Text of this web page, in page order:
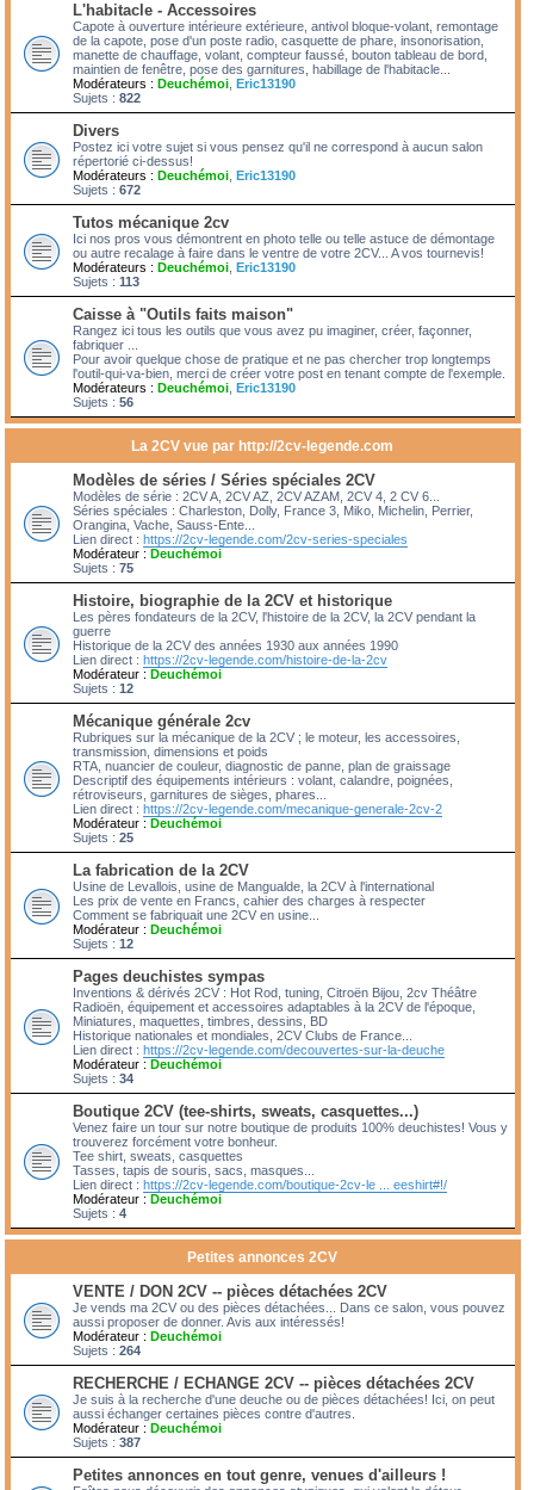
L'habitacle - Accessoires
Capote à ouverture intérieure extérieure, antivol bloque-volant, remontage
de la capote, pose d'un poste radio, casquette de phare, insonorisation,
manette de chauffage, volant, compteur faussé, bouton tableau de bord,
maintien de fenêtre, pose des garnitures, habillage de l'habitacle...
Modérateurs : Deuchémoi Eric13190
Sujets : 822
Divers
Postez ici votre sujet si vous pensez qu'il ne correspond à aucun salon
répertorié ci-dessus!
Modérateurs : Deuchémoi Eric13190
Sujets : 672
Tutos mécanique 2cv
Ici nos pros vous démontrent en photo telle ou telle astuce de démontage
ou autre recalage à faire dans le ventre de votre 2CV... A vos tournevis!
Modérateurs : Deuchémoi Eric13190
Sujets : 113
Caisse à "Outils faits maison"
Rangez ici tous les outils que vous avez pu imaginer, créer, façonner,
fabriquer ...
Pour avoir quelque chose de pratique et ne pas chercher trop longtemps
l'outil-qui-va-bien, merci de créer votre post en tenant compte de l'exemple.
Modérateurs : Deuchémoi Eric13190
Sujets : 56
La 2CV vue par http://2cv-legende.com
Modèles de séries / Séries spéciales 2CV
Modèles de série : 2CV A, 2CV AZ, 2CV AZAM, 2CV 4, 2 CV 6...
Séries spéciales : Charleston, Dolly, France 3, Miko, Michelin, Perrier,
Orangina, Vache, Sauss-Ente...
Lien direct : https://2cv-legende.com/2cv-series-speciales
Modérateur : Deuchémoi
Sujets : 75
Histoire, biographie de la 2CV et historique
Les pères fondateurs de la 2CV, l'histoire de la 2CV, la 2CV pendant la
guerre
Historique de la 2CV des années 1930 aux années 1990
Lien direct : https://2cv-legende.com/histoire-de-la-2cv
Modérateur : Deuchémoi
Sujets : 12
Mécanique générale 2cv
Rubriques sur la mécanique de la 2CV ; le moteur, les accessoires,
transmission, dimensions et poids
RTA, nuancier de couleur, diagnostic de panne, plan de graissage
Descriptif des équipements intérieurs : volant, calandre, poignées,
rétroviseurs, garnitures de sièges, phares...
Lien direct : https://2cv-legende.com/mecanique-generale-2cv-2
Modérateur : Deuchémoi
Sujets : 25
La fabrication de la 2CV
Usine de Levallois, usine de Mangualde, la 2CV à l'international
Les prix de vente en Francs, cahier des charges à respecter
Comment se fabriquait une 2CV en usine...
Modérateur : Deuchémoi
Sujets : 12
Pages deuchistes sympas
Inventions & dérivés 2CV : Hot Rod, tuning, Citroën Bijou, 2cv Théâtre
Radioën, équipement et accessoires adaptables à la 2CV de l'époque,
Miniatures, maquettes, timbres, dessins, BD
Historique nationales et mondiales, 2CV Clubs de France...
Lien direct : https://2cv-legende.com/decouvertes-sur-la-deuche
Modérateur : Deuchémoi
Sujets : 34
Boutique 2CV (tee-shirts, sweats, casquettes...)
Venez faire un tour sur notre boutique de produits 100% deuchistes! Vous y
trouverez forcément votre bonheur.
Tee shirt, sweats, casquettes
Tasses, tapis de souris, sacs, masques...
Lien direct : https://2cv-legende.com/boutique-2cv-le ... eeshirt#!/
Modérateur : Deuchémoi
Sujets : 4
Petites annonces 2CV
VENTE / DON 2CV -- pièces détachées 2CV
Je vends ma 2CV ou des pièces détachées... Dans ce salon, vous pouvez
aussi proposer de donner. Avis aux intéressés!
Modérateur : Deuchémoi
Sujets : 264
RECHERCHE / ECHANGE 2CV -- pièces détachées 2CV
Je suis à la recherche d'une deuche ou de pièces détachées! Ici, on peut
aussi échanger certaines pièces contre d'autres.
Modérateur : Deuchémoi
Sujets : 387
Petites annonces en tout genre, venues d'ailleurs !